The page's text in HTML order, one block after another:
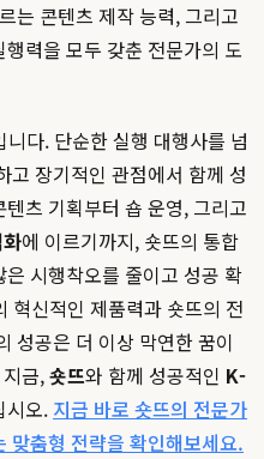
는 콘텐츠 제작 능력, 그리고
력을 모두 갖춘 전문가의 도
다. 단순한 실행 대행사를 넘
고 장기적인 관점에서 함께 성
츠 기획부터 숍 운영, 그리고
에 이르기까지, 숏뜨의 통합
시행착오를 줄이고 성공 확
혁신적인 제품력과 숏뜨의 전
성공은 더 이상 막연한 꿈이
금,숏뜨와 함께 성공적인 K-
시오. 지금 바로 숏뜨의 전문가
맞춤형 전략을 확인해보세요.